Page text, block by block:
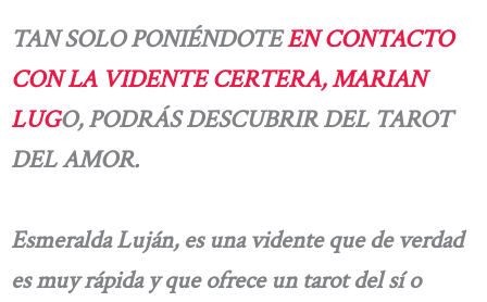
TAN SOLO PONIÉNDOTEEN CONTACTO
CON LA VIDENTE CERTERA, MARIAN
LUGO, PODRÁS DESCUBRIR DEL TAROT
DEL AMOR.
Esmeralda Luján, es una vidente que de verdad
es muy rápida y que ofrece un tarot del sí o